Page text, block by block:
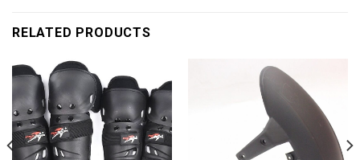
RELATED PRODUCTS